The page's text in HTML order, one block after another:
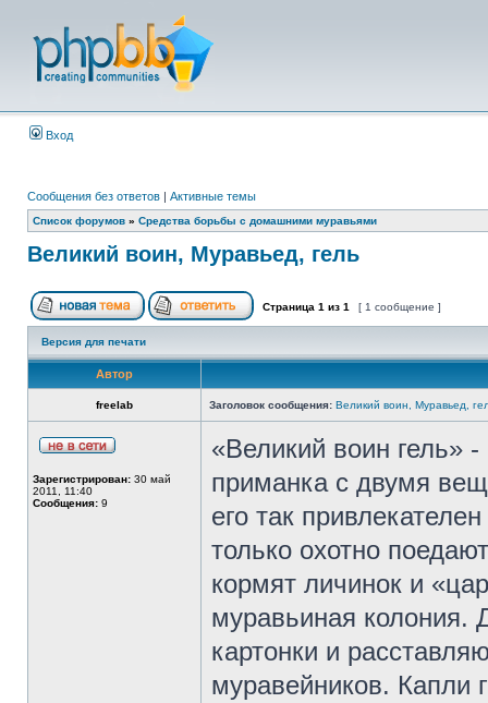
Вход
Сообщения без ответов | Активные темы
Список форумов » Средства борьбы с домашними муравьями
Великий воин, Муравьед, гель
Страница 1 из 1 [ 1 сообщение ]
Версия для печати
Автор
freelab Заголовок сообщения: Великий воин, Муравьед,
Зарегистрирован: 30 май
2011, 11:40
Сообщения: 9
«Великий воин гель»
приманка с двумя
его так
только охотно
кормят личинок и
муравьиная колония.
картонки и
муравейников. Капли